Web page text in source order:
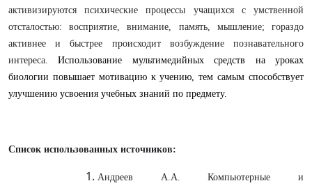
активизируются психические процессы учащихся с умственной
отсталостью: восприятие, внимание, память, мышление; гораздо
активнее и быстрее происходит возбуждение познавательного
интереса.Использование мультимедийных средств на уроках
биологии повышает мотивацию к учению, тем самым способствует
улучшению усвоения учебных знаний по предмету.
Список использованных источников:
Андреев А.А. Компьютерные и